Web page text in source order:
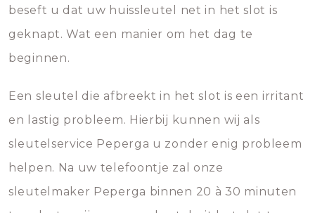
beseft u dat uw huissleutel net in het slot is
geknapt. Wat een manier om het dag te
beginnen.
Een sleutel die afbreekt in het slot is een irritant
en lastig probleem. Hierbij kunnen wij als
sleutelservice Peperga u zonder enig probleem
helpen. Na uw telefoontje zal onze
sleutelmaker Peperga binnen 20 à 30 minuten